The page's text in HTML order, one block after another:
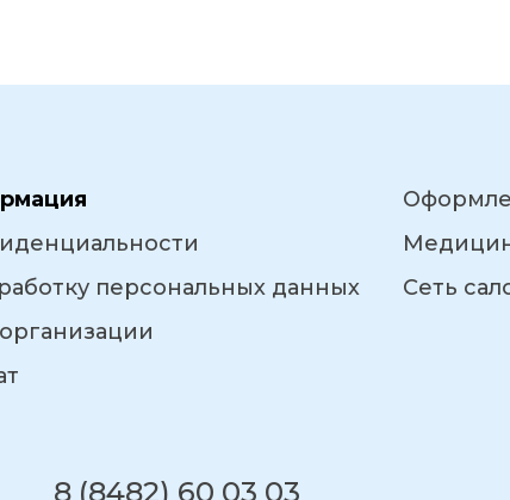
персональных данных
Сеть
8 (8482) 60 03 03